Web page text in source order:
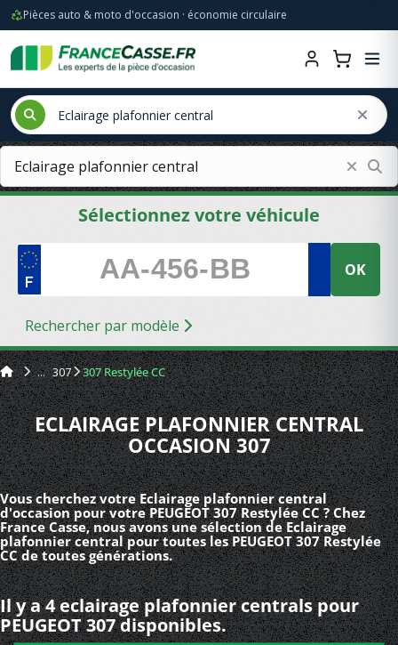
Pièces auto & moto d'occasion · économie circulaire
Sélectionnez votre véhicule
OK
Rechercher par modèle
307 307 Restylée CC
ECLAIRAGE PLAFONNIER CENTRAL
OCCASION 307
Vous cherchez votre Eclairage plafonnier central
d'occasion pour votre PEUGEOT 307 Restylée CC ? Chez
France Casse, nous avons une sélection de Eclairage
plafonnier central pour toutes les PEUGEOT 307 Restylée
CC de toutes générations.
Il y a 4 eclairage plafonnier centrals pour
PEUGEOT 307 disponibles.